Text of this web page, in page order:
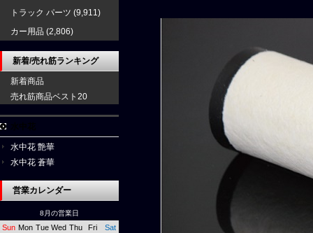
トラック パーツ (9,911)
カー用品 (2,806)
新着/売れ筋ランキング
新着商品
売れ筋商品ベスト20
水中花 艶華
水中花 蒼華
営業カレンダー
8月の営業日
Sun Mon Tue Wed Thu Fri Sat